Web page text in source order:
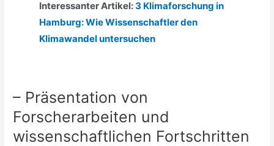
Interessanter Artikel:3 Klimaforschung in
Hamburg: Wie Wissenschaftler den
Klimawandel untersuchen
– Präsentation von
Forscherarbeiten und
wissenschaftlichen Fortschritten